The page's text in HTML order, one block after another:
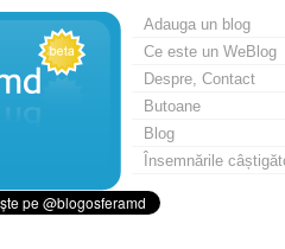
Adauga un blog
Ce este un WeBlog
Despre, Contact
Butoane
Blog
Însemnările